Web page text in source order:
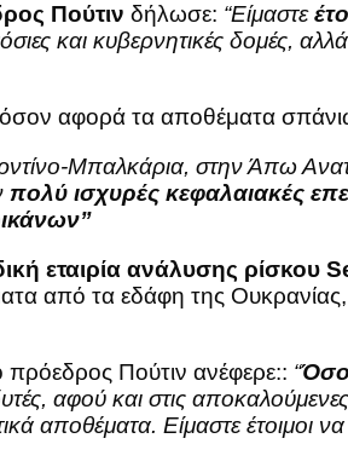
Πούτιν δήλωσε: “Eίμαστε
και κυβερνητικές δομές, αλλά
όσον αφορά τα αποθέματα
Μπαλκάρια, στην Άπω
πολύ ισχυρές κεφαλαιακές
εταιρία ανάλυσης ρίσκου
από τα εδάφη της
πρόεδρος Πούτιν ανέφερε:: “
αφού και στις αποκαλούμενες
αποθέματα. Είμαστε έτοιμοι